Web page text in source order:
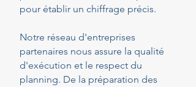
pour établir un chiffrage précis.
Notre réseau d'entreprises
partenaires nous assure la qualité
d'exécution et le respect du
planning. De la préparation des